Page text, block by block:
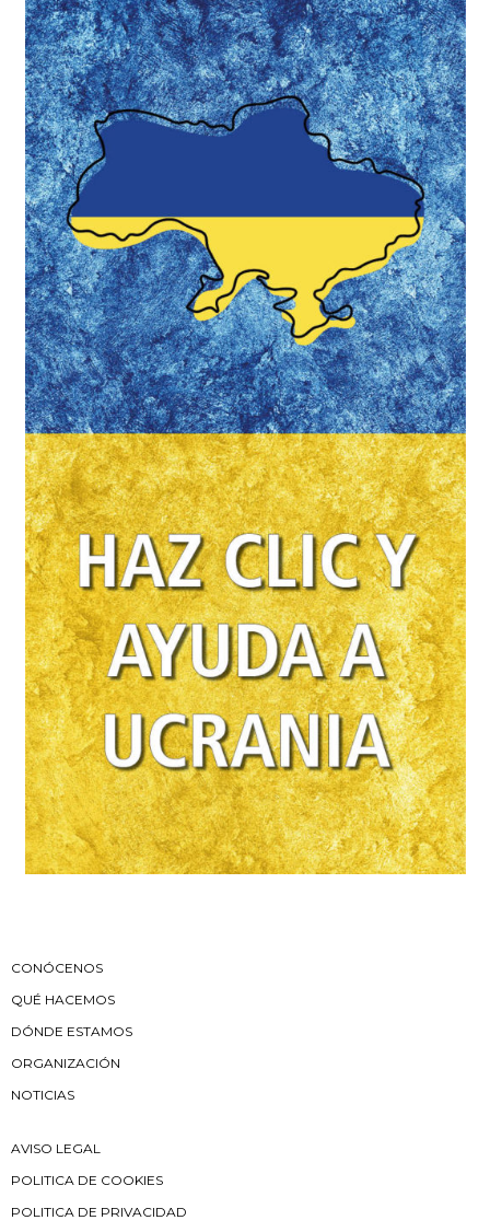
CONÓCENOS
QUÉ HACEMOS
DÓNDE ESTAMOS
ORGANIZACIÓN
NOTICIAS
AVISO LEGAL
POLITICA DE COOKIES
POLITICA DE PRIVACIDAD